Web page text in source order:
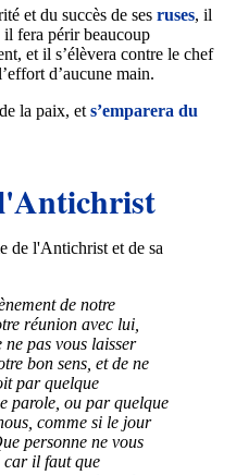
et du succès de ses ruses, il
il fera périr beaucoup
et il s’élèvera contre le chef
d’aucune main.
la paix, et s’emparera du
de l'Antichrist et de sa
de notre
réunion avec lui,
pas vous laisser
bon sens, et de ne
par quelque
parole, ou par quelque
comme si le jour
personne ne vous
car il faut que